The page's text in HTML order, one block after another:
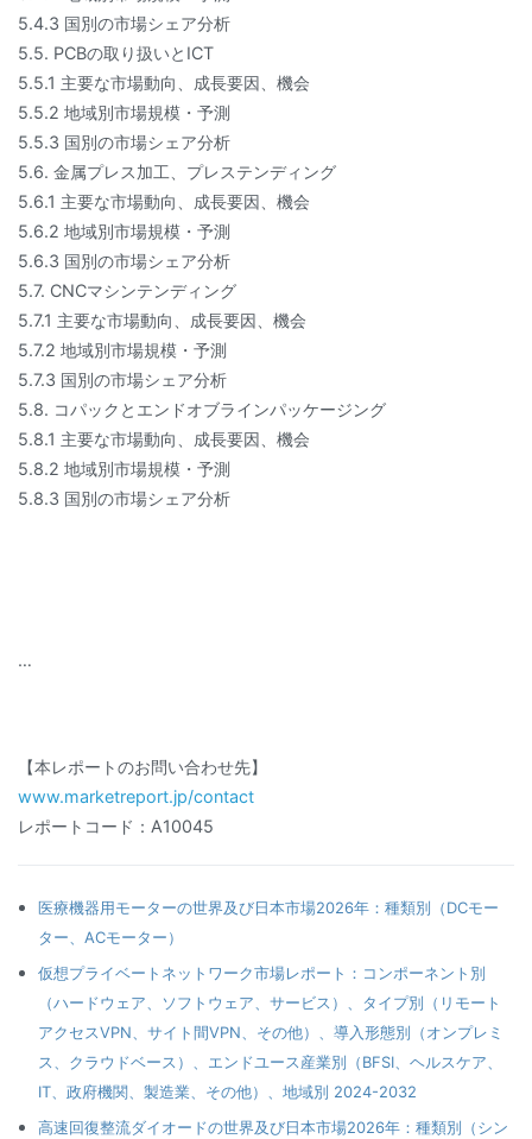
5.4.3 国別の市場シェア分析
5.5. PCBの取り扱いとICT
5.5.1 主要な市場動向、成長要因、機会
5.5.2 地域別市場規模・予測
5.5.3 国別の市場シェア分析
5.6. 金属プレス加工、プレステンディング
5.6.1 主要な市場動向、成長要因、機会
5.6.2 地域別市場規模・予測
5.6.3 国別の市場シェア分析
5.7. CNCマシンテンディング
5.7.1 主要な市場動向、成長要因、機会
5.7.2 地域別市場規模・予測
5.7.3 国別の市場シェア分析
5.8. コパックとエンドオブラインパッケージング
5.8.1 主要な市場動向、成長要因、機会
5.8.2 地域別市場規模・予測
5.8.3 国別の市場シェア分析
…
【本レポートのお問い合わせ先】
www.marketreport.jp/contact
レポートコード：A10045
医療機器用モーターの世界及び日本市場2026年：種類別（DCモー
ター、ACモーター）
仮想プライベートネットワーク市場レポート：コンポーネント別
（ハードウェア、ソフトウェア、サービス）、タイプ別（リモート
アクセスVPN、サイト間VPN、その他）、導入形態別（オンプレミ
ス、クラウドベース）、エンドユース産業別（BFSI、ヘルスケア、
IT、政府機関、製造業、その他）、地域別 2024-2032
高速回復整流ダイオードの世界及び日本市場2026年：種類別（シン